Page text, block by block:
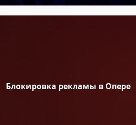
Блокировка рекламы в Опере